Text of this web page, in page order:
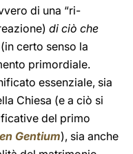
di una “ri-
di ciò che
(in certo senso la
primordiale.
essenziale, sia
Chiesa (e a ciò si
del primo
Gentium), sia anche